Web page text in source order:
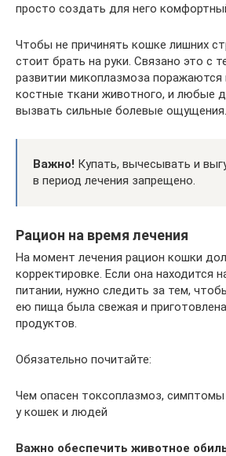
просто создать для него
Чтобы не причинять кошке лишних
стоит брать на руки. Связано это с
развитии микоплазмоза поражаются
костные ткани животного, и любые
вызвать сильные болевые ощущения.
Важно! Купать, вычесывать и
в период лечения запрещено.
Рацион на время лечения
На момент лечения рацион кошки
корректировке. Если она находится
питании, нужно следить за тем,
ею пища была свежая и
продуктов.
Обязательно почитайте:
Чем опасен токсоплазмоз, симптомы
у кошек и людей
Важно обеспечить животное